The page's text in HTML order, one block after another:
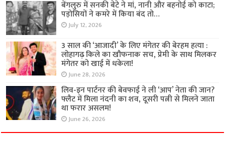
बेंगलुरु में सनकी बेटे ने मां, नानी और बहनोई को काटा;
पड़ोसियों ने कमरे में किया बंद तो…
July 12, 2026
3 साल की ‘आजादी’ के लिए मंगेतर की बेरहम हत्या :
लोहागढ़ किले का खौफनाक सच, प्रेमी के साथ मिलकर
मंगेतर को खाई में धकेला!
June 28, 2026
लिव-इन पार्टनर की बेवफाई ने ली ‘आप’ नेता की जान?
फ्लैट में मिला नंदनी का शव, दूसरी पत्नी से मिलने जाता
था फरार असलम!
June 26, 2026